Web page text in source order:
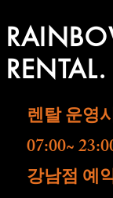
RENTAL.
렌탈 운영
07:00~
강남점 예